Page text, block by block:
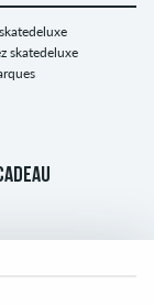
skatedeluxe